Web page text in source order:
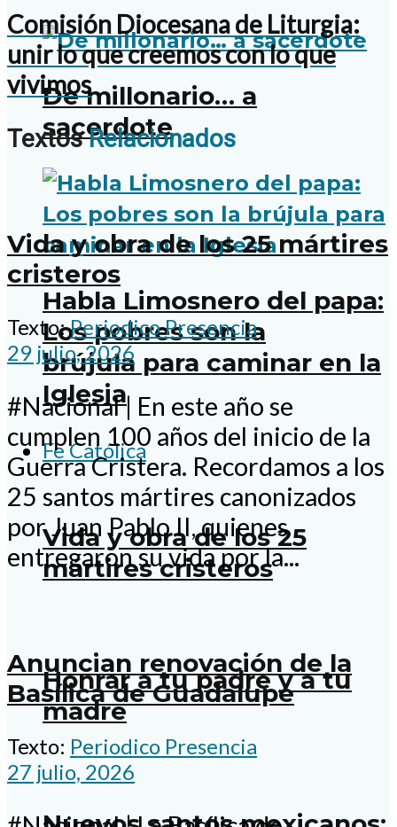
De millonario… a
sacerdote
Habla Limosnero del papa:
Los pobres son la
brújula para caminar en la
Iglesia
Fe Católica
Vida y obra de los 25
mártires cristeros
Honrar a tu padre y a tu
madre
Comisión Diocesana de Liturgia:
unir lo que creemos con lo que
vivimos
TextosRelacionados
Vida y obra de los 25 mártires
cristeros
Texto:Periodico Presencia
29 julio, 2026
#Nacional | En este año se
cumplen 100 años del inicio de la
Guerra Cristera. Recordamos a los
25 santos mártires canonizados
por Juan Pablo II, quienes
entregaron su vida por la...
Anuncian renovación de la
Basílica de Guadalupe
Texto: Periodico Presencia
27 julio, 2026